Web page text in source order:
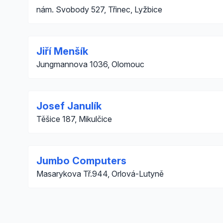
nám. Svobody 527, Třinec, Lyžbice
Jiří Menšík
Jungmannova 1036, Olomouc
Josef Janulík
Těšice 187, Mikulčice
Jumbo Computers
Masarykova Tř.944, Orlová-Lutyně